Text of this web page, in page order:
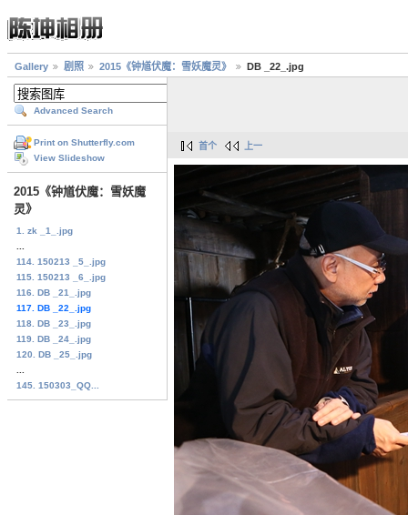
Gallery 剧照 2015《钟馗伏魔：雪妖魔灵》 DB _22_.jpg
Advanced Search
Print on Shutterfly.com
View Slideshow
2015《钟馗伏魔：雪妖魔
灵》
1. zk _1_.jpg
114. 150213 _5_.jpg
115. 150213 _6_.jpg
116. DB _21_.jpg
117. DB _22_.jpg
118. DB _23_.jpg
119. DB _24_.jpg
120. DB _25_.jpg
145. 150303_QQ...
首个 上一